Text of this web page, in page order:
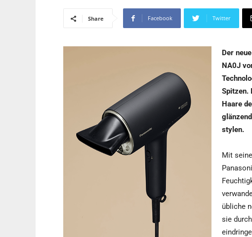
Share Facebook Twitter
Der
NA0J
Spitzen.
Haare
stylen.
Mit
übliche
sie